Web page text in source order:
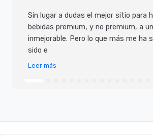
Sin lugar a dudas el mejor sitio para
bebidas premium, y no premium, a
inmejorable. Pero lo que más me ha
sido e
Leer más